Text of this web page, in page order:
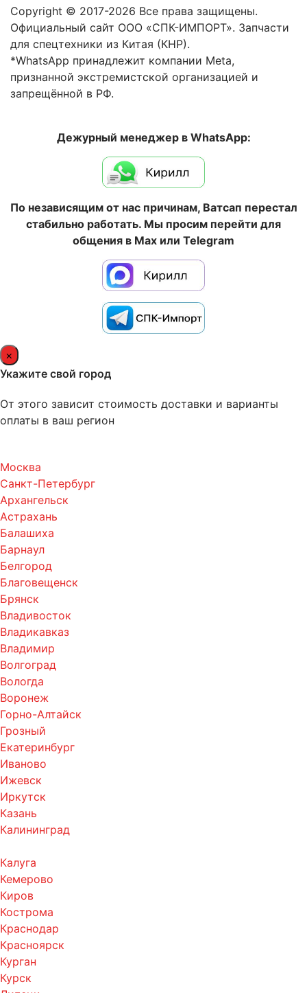
Copyright © 2017-2026 Все права защищены.
Официальный сайт ООО «СПК-ИМПОРТ». Запчасти
для спецтехники из Китая (КНР).
*WhatsApp принадлежит компании Meta,
признанной экстремистской организацией и
запрещённой в РФ.
Дежурный менеджер в WhatsApp:
По независящим от нас причинам, Ватсап перестал
стабильно работать. Мы просим перейти для
общения в Max или Telegram
×
Укажите свой город
От этого зависит стоимость доставки и варианты
оплаты в ваш регион
Москва
Санкт-Петербург
Архангельск
Астрахань
Балашиха
Барнаул
Белгород
Благовещенск
Брянск
Владивосток
Владикавказ
Владимир
Волгоград
Вологда
Воронеж
Горно-Алтайск
Грозный
Екатеринбург
Иваново
Ижевск
Иркутск
Казань
Калининград
Калуга
Кемерово
Киров
Кострома
Краснодар
Красноярск
Курган
Курск